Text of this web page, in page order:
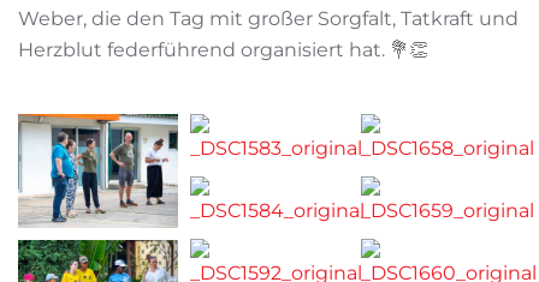
Weber, die den Tag mit großer Sorgfalt, Tatkraft und
Herzblut federführend organisiert hat. 💐👏